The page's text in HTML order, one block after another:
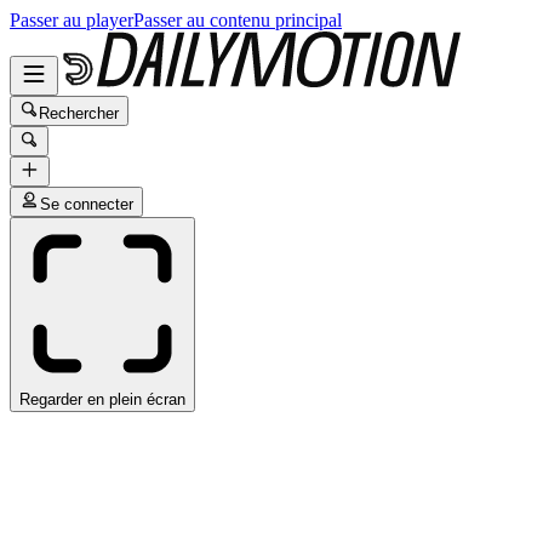
Passer au playerPasser au contenu principal
Rechercher
Se connecter
Regarder en plein écran